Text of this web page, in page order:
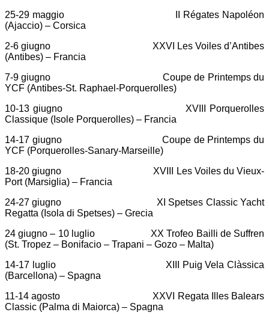
25-29 maggio II Régates Napoléon
(Ajaccio) – Corsica
2-6 giugno XXVI Les Voiles d’Antibes
(Antibes) – Francia
7-9 giugno Coupe de Printemps du
YCF (Antibes-St. Raphael-Porquerolles)
10-13 giugno XVIII Porquerolles
Classique (Isole Porquerolles) – Francia
14-17 giugno Coupe de Printemps du
YCF (Porquerolles-Sanary-Marseille)
18-20 giugno XVIII Les Voiles du Vieux-
Port (Marsiglia) – Francia
24-27 giugno XI Spetses Classic Yacht
Regatta (Isola di Spetses) – Grecia
24 giugno – 10 luglio XX Trofeo Bailli de Suffren
(St. Tropez – Bonifacio – Trapani – Gozo – Malta)
14-17 luglio XIII Puig Vela Clàssica
(Barcellona) – Spagna
11-14 agosto XXVI Regata Illes Balears
Classic (Palma di Maiorca) – Spagna